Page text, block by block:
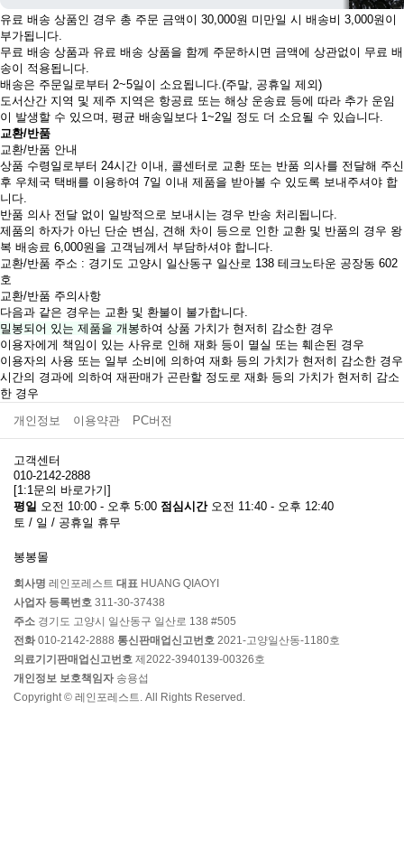
유료 배송 상품인 경우 총 주문 금액이 30,000원 미만일 시 배송비 3,000원이
부가됩니다.
무료 배송 상품과 유료 배송 상품을 함께 주문하시면 금액에 상관없이 무료 배
송이 적용됩니다.
배송은 주문일로부터 2~5일이 소요됩니다.(주말, 공휴일 제외)
도서산간 지역 및 제주 지역은 항공료 또는 해상 운송료 등에 따라 추가 운임
이 발생할 수 있으며, 평균 배송일보다 1~2일 정도 더 소요될 수 있습니다.
교환/반품
교환/반품 안내
상품 수령일로부터 24시간 이내, 콜센터로 교환 또는 반품 의사를 전달해 주신
후 우체국 택배를 이용하여 7일 이내 제품을 받아볼 수 있도록 보내주셔야 합
니다.
반품 의사 전달 없이 일방적으로 보내시는 경우 반송 처리됩니다.
제품의 하자가 아닌 단순 변심, 견해 차이 등으로 인한 교환 및 반품의 경우 왕
복 배송료 6,000원을 고객님께서 부담하셔야 합니다.
교환/반품 주소 : 경기도 고양시 일산동구 일산로 138 테크노타운 공장동 602
호
교환/반품 주의사항
다음과 같은 경우는 교환 및 환불이 불가합니다.
밀봉되어 있는 제품을 개봉하여 상품 가치가 현저히 감소한 경우
이용자에게 책임이 있는 사유로 인해 재화 등이 멸실 또는 훼손된 경우
이용자의 사용 또는 일부 소비에 의하여 재화 등의 가치가 현저히 감소한 경우
시간의 경과에 의하여 재판매가 곤란할 정도로 재화 등의 가치가 현저히 감소
한 경우
개인정보
이용약관 PC버전
고객센터
010-2142-2888
[1:1문의 바로가기]
평일 오전 10:00 - 오후 5:00 점심시간오전 11:40 - 오후 12:40
토 / 일 / 공휴일 휴무
봉봉몰
회사명 레인포레스트 대표 HUANG QIAOYI
사업자 등록번호 311-30-37438
주소 경기도 고양시 일산동구 일산로 138 #505
전화 010-2142-2888 통신판매업신고번호 2021-고양일산동-1180호
의료기기판매업신고번호 제2022-3940139-00326호
개인정보 보호책임자 송용섭
Copyright © 레인포레스트. All Rights Reserved.